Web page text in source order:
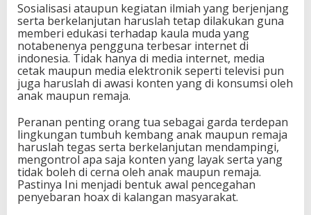
i
Sosialisasi ataupun kegiatan ilmiah yang berjenjang
serta berkelanjutan haruslah tetap dilakukan guna
memberi edukasi terhadap kaula muda yang
notabenenya pengguna terbesar internet di
indonesia. Tidak hanya di media internet, media
cetak maupun media elektronik seperti televisi pun
juga haruslah di awasi konten yang di konsumsi oleh
anak maupun remaja.
Peranan penting orang tua sebagai garda terdepan
lingkungan tumbuh kembang anak maupun remaja
haruslah tegas serta berkelanjutan mendampingi,
mengontrol apa saja konten yang layak serta yang
tidak boleh di cerna oleh anak maupun remaja.
Pastinya Ini menjadi bentuk awal pencegahan
penyebaran hoax di kalangan masyarakat.